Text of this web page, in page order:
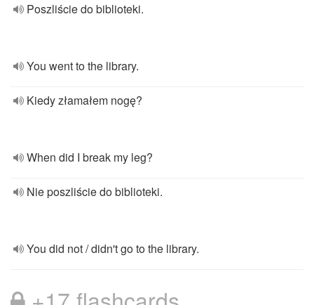
Poszliście do biblioteki.
You went to the library.
Kiedy złamałem nogę?
When did I break my leg?
Nie poszliście do biblioteki.
You did not / didn't go to the library.